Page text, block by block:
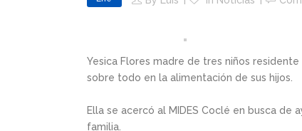
Yesica Flores madre de tres niños
sobre todo en la alimentación de sus hijos.
Ella se acercó al MIDES Coclé en busca
familia.